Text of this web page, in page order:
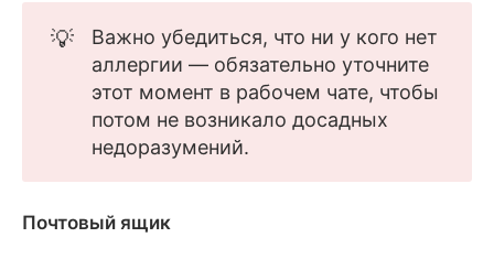
💡
Важно убедиться, что ни у кого нет
аллергии — обязательно уточните
этот момент в рабочем чате, чтобы
потом не возникало досадных
недоразумений.
Почтовый ящик